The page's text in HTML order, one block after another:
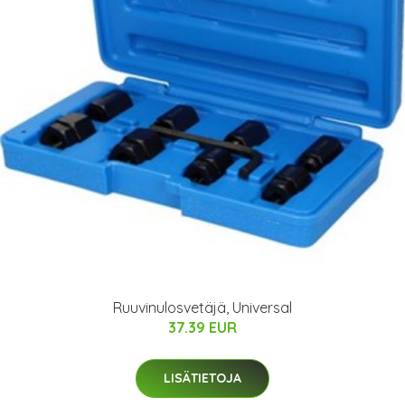
Ruuvinulosvetäjä, Universal
37.39 EUR
LISÄTIETOJA